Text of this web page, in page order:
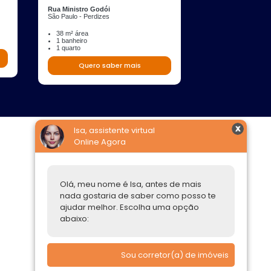
Rua Ministro Godói
São Paulo - Perdizes
38 m² área
1 banheiro
1 quarto
Quero saber mais
Isa, assistente virtual
Online Agora
Olá, meu nome é Isa, antes de mais
nada gostaria de saber como posso te
ajudar melhor. Escolha uma opção
abaixo:
Sou corretor(a) de imóveis
Comprar ou alugar
Quero Comprar